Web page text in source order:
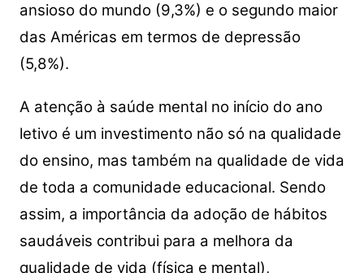
ansioso do mundo (9,3%) e o segundo maior
das Américas em termos de depressão
(5,8%).
A atenção à saúde mental no início do ano
letivo é um investimento não só na qualidade
do ensino, mas também na qualidade de vida
de toda a comunidade educacional. Sendo
assim, a importância da adoção de hábitos
saudáveis contribui para a melhora da
qualidade de vida (física e mental),